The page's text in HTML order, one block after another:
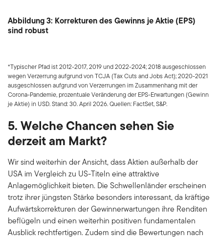
Abbildung 3: Korrekturen des Gewinns je Aktie (EPS)
sind robust
*Typischer Pfad ist 2012-2017, 2019 und 2022-2024; 2018 ausgeschlossen
wegen Verzerrung aufgrund von TCJA (Tax Cuts and Jobs Act); 2020-2021
ausgeschlossen aufgrund von Verzerrungen im Zusammenhang mit der
Corona-Pandemie, prozentuale Veränderung der EPS-Erwartungen (Gewinn
je Aktie) in USD. Stand: 30. April 2026. Quellen: FactSet, S&P.
5. Welche Chancen sehen Sie
derzeit am Markt?
Wir sind weiterhin der Ansicht, dass Aktien außerhalb der
USA im Vergleich zu US-Titeln eine attraktive
Anlagemöglichkeit bieten. Die Schwellenländer erscheinen
trotz ihrer jüngsten Stärke besonders interessant, da kräftige
Aufwärtskorrekturen der Gewinnerwartungen ihre Renditen
beflügeln und einen weiterhin positiven fundamentalen
Ausblick rechtfertigen. Zudem sind die Bewertungen nach